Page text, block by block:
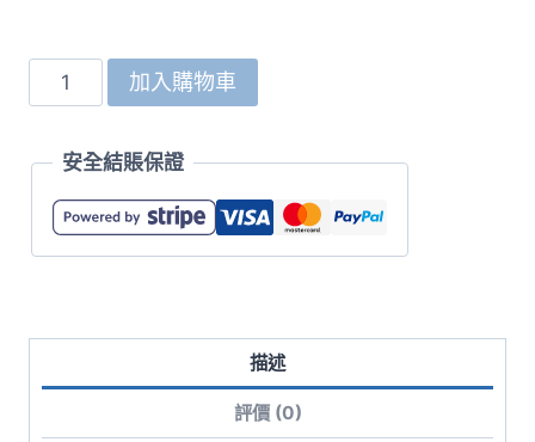
4253
7.1oz
領
磅
加入購物車
安全結賬保證
描述
評價 (0)